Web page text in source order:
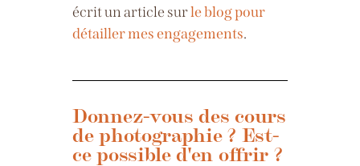
écrit un article surle blog pour
détailler mes engagements.
Donnez-vous des cours
de photographie ? Est-
ce possible d'en offrir ?